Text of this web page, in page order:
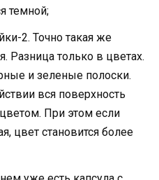
темной;
2. Точно такая же
Разница только в цветах.
и зеленые полоски.
вся поверхность
При этом если
цвет становится более